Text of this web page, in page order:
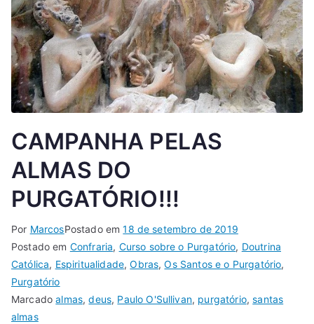
CAMPANHA PELAS
ALMAS DO
PURGATÓRIO!!!
Por MarcosPostado em18 de setembro de 2019
Postado em Confraria, Curso sobre o Purgatório, Doutrina
Católica, Espiritualidade,Obras,Os Santos e o Purgatório,
Purgatório
Marcadoalmas,deus, Paulo O'Sullivan, purgatório,santas
almas